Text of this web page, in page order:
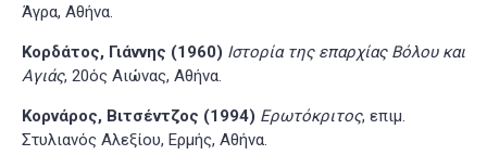
Άγρα, Αθήνα.
Κορδάτος, Γιάννης (1960) Ιστορία της επαρχίας Βόλου και
Αγιάς, 20ός Αιώνας, Αθήνα.
Κορνάρος, Βιτσέντζος (1994) Ερωτόκριτος, επιμ.
Στυλιανός Αλεξίου, Ερμής, Αθήνα.